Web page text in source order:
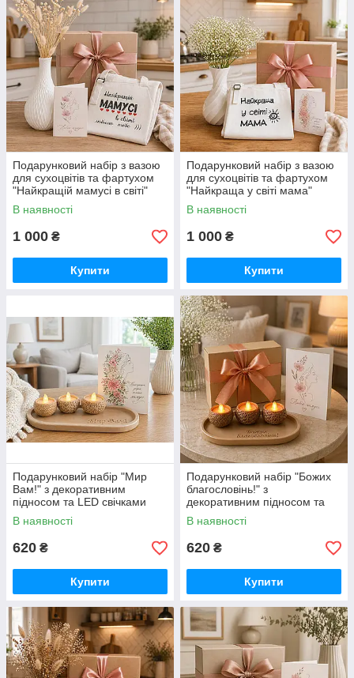
Подарунковий набір з вазою
для сухоцвітів та фартухом
"Найкращій мамусі в світі"
В наявності
1 000 ₴
Купити
Подарунковий набір з вазою
для сухоцвітів та фартухом
"Найкраща у світі мама"
В наявності
1 000 ₴
Купити
Подарунковий набір "Мир
Вам!" з декоративним
підносом та LED свічками
В наявності
620 ₴
Купити
Подарунковий набір "Божих
благословінь!" з
декоративним підносом та
LED свічками
В наявності
620 ₴
Купити